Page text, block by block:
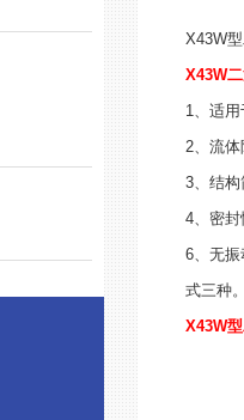
X43W
X43W二
1、适
2、流
3、结
4、密
6、无
式三种
X43W